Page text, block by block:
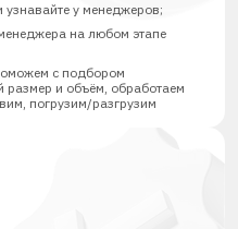
у менеджеров;
на любом этапе
с подбором
и объём, обработаем
погрузим/разгрузим